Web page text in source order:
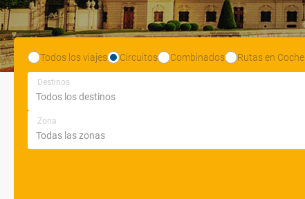
Todos los viajes Circuitos Combinados Rutas en Coche
Destinos
Zona